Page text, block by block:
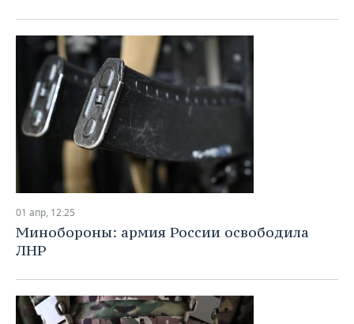
01 апр, 12:25
Минобороны: армия России освободила
ЛНР